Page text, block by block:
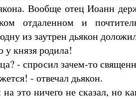
Вообще отец Иоанн
отдаленном и
из заутрен дьякон
князя родила!
- спросил зачем-то
- отвечал дьякон.
это ничего не сказал, но